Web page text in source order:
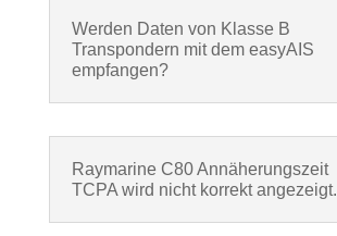
Werden Daten von Klasse B
Transpondern mit dem easyAIS
empfangen?
Raymarine C80 Annäherungszeit
TCPA wird nicht korrekt angezeigt.